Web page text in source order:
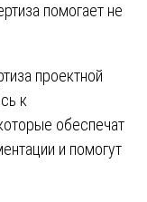
помогает не
проектной
к
обеспечат
и помогут